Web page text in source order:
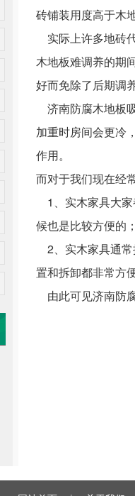
砖铺装用度高于木
实际上许多地砖
木地板难调养的期
好而免除了后期调
济南防腐木地板
加重时房间会更冷
作用。
而对于我们现在经
1、实木家具大家
候也是比较方便的
2、实木家具通常
置和拆卸都非常方
由此可见济南防